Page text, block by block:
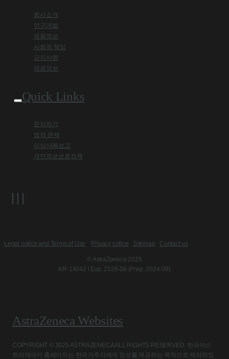
회사소개
연구개발
제품정보
사회적 책임
공지사항
채용정보
Quick Links
문의하기
법적 문제
이상사례보고
개인정보보호정책
Legal notice and Terms of Use Privacy notice Sitemap Contact us
© AstraZeneca 2025
KR-14242 l Exp. 2026-08 (Prep. 2024-08)
AstraZeneca Websites
COPYRIGHT © 2025 ASTRAZENECA ALL RIGHTS RESERVED. 한국아스
트라제네카 홈페이지는 한국거주자에게 정보를 제공하는 목적으로 제작되었